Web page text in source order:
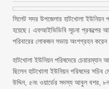
সিলেট সদর উপজেলার হাটখোলা ইউনিয়ন
হয়েছে। এফআইভিডিবি সূচনা প্রকল্পের
পরিবারের লোকজন সভায় অংশগ্রহন
হাটখোলা ইউনিয়ন পরিষদেরে
ছিলেন হাটখোলা ইউনিয়ন পরিষদের সচিব
উদ্দিন, ৫নং ওয়ার্ডের সদস্য আবুল বশর,